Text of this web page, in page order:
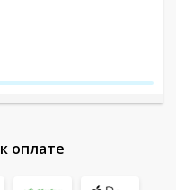
оплате